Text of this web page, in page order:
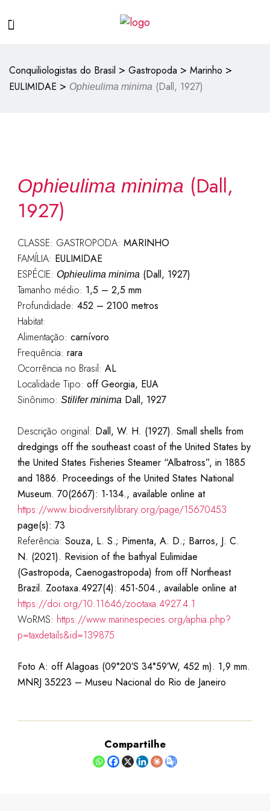
Conquiliologistas do Brasil > Gastropoda > Marinho >
EULIMIDAE > Ophieulima minima (Dall, 1927)
Ophieulima minima (Dall,
1927)
CLASSE: GASTROPODA: MARINHO
FAMÍLIA: EULIMIDAE
ESPÉCIE: Ophieulima minima(Dall, 1927)
Tamanho médio: 1,5 – 2,5 mm
Profundidade: 452 – 2100 metros
Habitat:
Alimentação: carnívoro
Frequência: rara
Ocorrência no Brasil: AL
Localidade Tipo: off Georgia, EUA
Sinônimo: Stilifer minimaDall, 1927
Descrição original: Dall, W. H. (1927). Small shells from
dredgings off the southeast coast of the United States by
the United States Fisheries Steamer “Albatross”, in 1885
and 1886. Proceedings of the United States National
Museum. 70(2667): 1-134., available online at
https://www.biodiversitylibrary.org/page/15670453
page(s): 73
Referência: Souza, L. S.; Pimenta, A. D.; Barros, J. C.
N. (2021). Revision of the bathyal Eulimidae
(Gastropoda, Caenogastropoda) from off Northeast
Brazil. Zootaxa.4927(4): 451-504., available online at
https://doi.org/10.11646/zootaxa.4927.4.1
WoRMS: https://www.marinespecies.org/aphia.php?
p=taxdetails&id=139875
Foto A: off Alagoas (09°20′S 34°59′W, 452 m). 1,9 mm.
MNRJ 35223 – Museu Nacional do Rio de Janeiro
Compartilhe